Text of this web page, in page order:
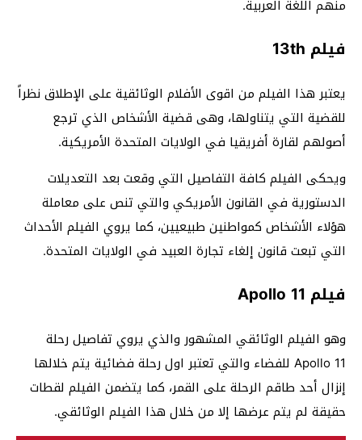
منهم اللغة العربية.
فيلم 13th
يعتبر هذا الفيلم من اقوى الأفلام الوثائقية على الإطلاق نظراً
للقضية التي يتناولها، وهى قضية الأشخاص الذي ترجع
أصولهم لقارة أفريقيا في الولايات المتحدة الأمريكية.
ويحكى الفيلم كافة التفاصيل التي وقعت بعد التعديلات
الدستورية في القانون الأمريكي والتي تنص على معاملة
هؤلاء الأشخاص كمواطنين طبيعيين، كما يروي الفيلم الأحداث
التي تبعت قانون إلغاء تجارة العبيد في الولايات المتحدة.
فيلم Apollo 11
وهو الفيلم الوثائقي المشهور والذي يروي تفاصيل رحلة
Apollo 11 للفضاء والتي تعتبر اول رحلة فضائية يتم خلالها
إنزال أحد طاقم الرحلة على القمر، كما يتضمن الفيلم لقطات
حقيقة لم يتم عرضها إلا من خلال هذا الفيلم الوثائقي.